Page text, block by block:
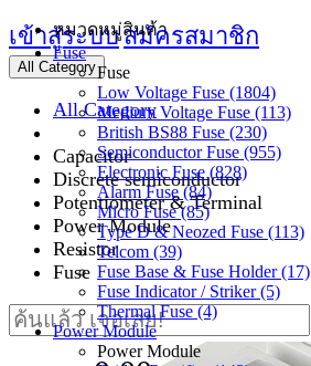
เข้าสู่ระบบสมัครสมาชิก
All Category
All Category
Capacitor
Discrete semiconductor
Potentiometer & Terminal
Power Module
Resistor
Fuse
หมวดหมู่สินค้า
Fuse
Fuse
Low Voltage Fuse (1804)
Medium Voltage Fuse (113)
British BS88 Fuse (230)
Semiconductor Fuse (955)
Electronic Fuse (828)
Alarm Fuse (84)
Micro Fuse (85)
Type D & Neozed Fuse (113)
Telcom (39)
Fuse Base & Fuse Holder (17)
Fuse Indicator / Striker (5)
Thermal Fuse (4)
Power Module
Power Module